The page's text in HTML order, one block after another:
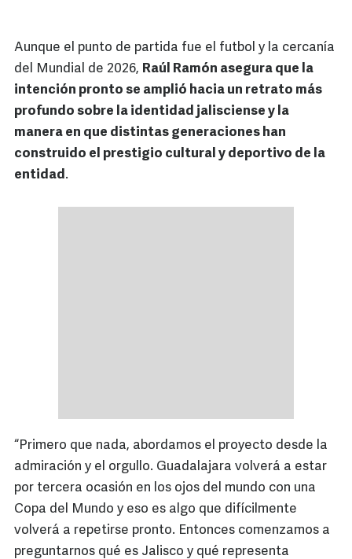
Aunque el punto de partida fue el futbol y la cercanía
del Mundial de 2026, Raúl Ramón asegura que la
intención pronto se amplió hacia un retrato más
profundo sobre la identidad jalisciense y la
manera en que distintas generaciones han
construido el prestigio cultural y deportivo de la
entidad.
“Primero que nada, abordamos el proyecto desde la
admiración y el orgullo. Guadalajara volverá a estar
por tercera ocasión en los ojos del mundo con una
Copa del Mundo y eso es algo que difícilmente
volverá a repetirse pronto. Entonces comenzamos a
preguntarnos qué es Jalisco y qué representa